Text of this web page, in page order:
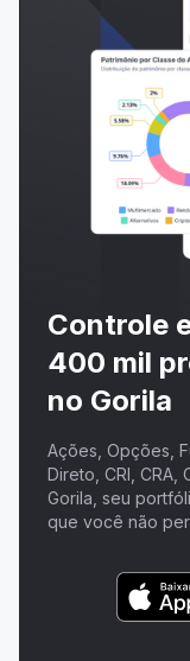
Controle
400 mil
no Gorila
Ações, Opções,
Direto, CRI, CRA,
Gorila, seu
que você não